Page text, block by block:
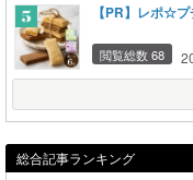
【PR】レポ☆
閲覧総数 68
総合記事ランキング